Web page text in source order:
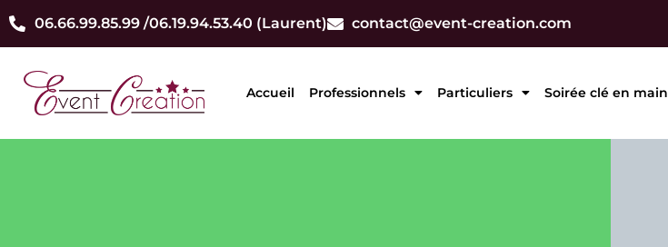
06.66.99.85.99 /06.19.94.53.40 (Laurent) contact@event-creation.com
Accueil Professionnels Particuliers Soirée clé en main